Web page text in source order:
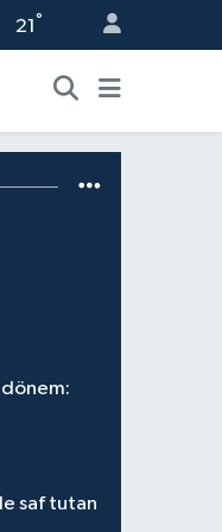
21 °
dönem:
saf tutan